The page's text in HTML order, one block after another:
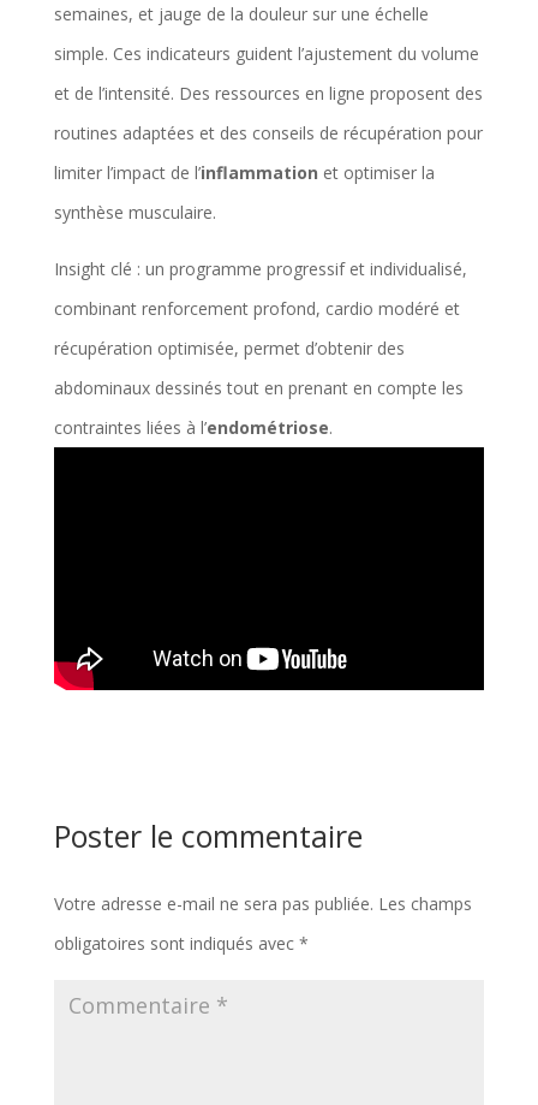
semaines, et jauge de la douleur sur une échelle
simple. Ces indicateurs guident l’ajustement du volume
et de l’intensité. Des ressources en ligne proposent des
routines adaptées et des conseils de récupération pour
limiter l’impact de l’inflammation et optimiser la
synthèse musculaire.
Insight clé : un programme progressif et individualisé,
combinant renforcement profond, cardio modéré et
récupération optimisée, permet d’obtenir des
abdominaux dessinés tout en prenant en compte les
contraintes liées à l’endométriose.
Poster le commentaire
Votre adresse e-mail ne sera pas publiée. Les champs
obligatoires sont indiqués avec *